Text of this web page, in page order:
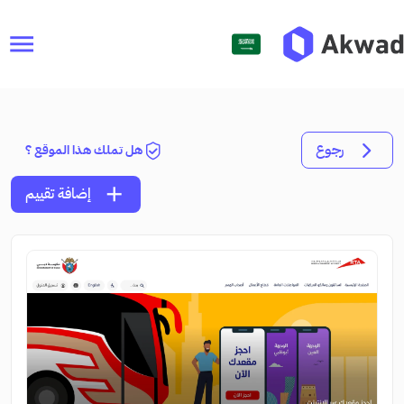
menu
رجوع هل تملك هذا الموقع ؟
add إضافة تقييم